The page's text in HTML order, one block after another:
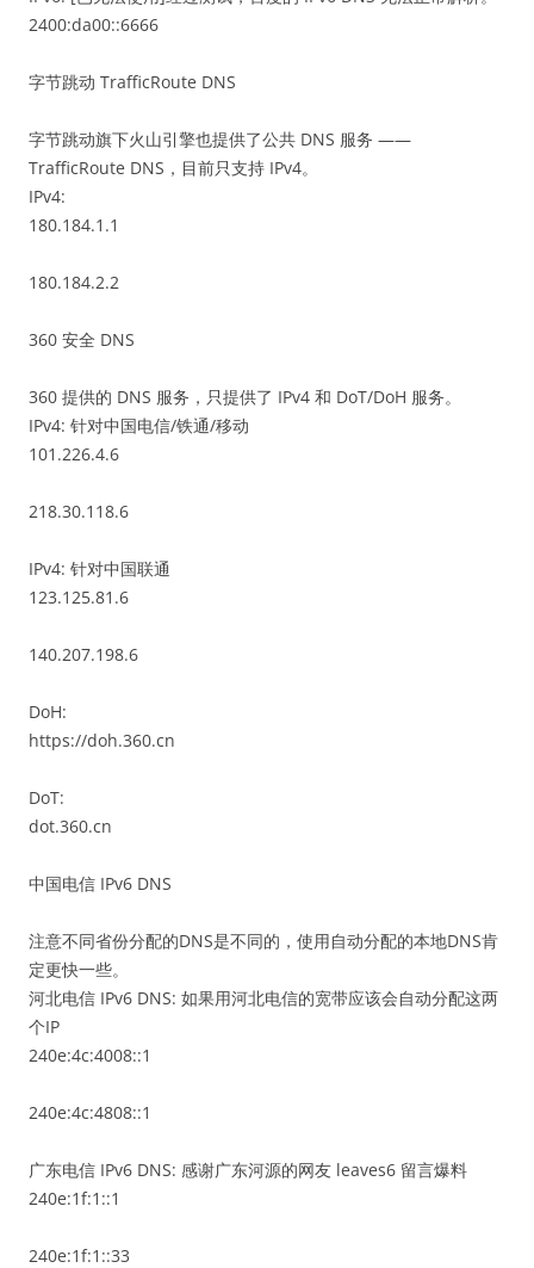
2400:da00::6666
字节跳动 TrafficRoute DNS
字节跳动旗下火山引擎也提供了公共 DNS 服务 ——
TrafficRoute DNS，目前只支持 IPv4。
IPv4:
180.184.1.1
180.184.2.2
360 安全 DNS
360 提供的 DNS 服务，只提供了 IPv4 和 DoT/DoH 服务。
IPv4: 针对中国电信/铁通/移动
101.226.4.6
218.30.118.6
IPv4: 针对中国联通
123.125.81.6
140.207.198.6
DoH:
https://doh.360.cn
DoT:
dot.360.cn
中国电信 IPv6 DNS
注意不同省份分配的DNS是不同的，使用自动分配的本地DNS肯
定更快一些。
河北电信 IPv6 DNS: 如果用河北电信的宽带应该会自动分配这两
个IP
240e:4c:4008::1
240e:4c:4808::1
广东电信 IPv6 DNS: 感谢广东河源的网友 leaves6 留言爆料
240e:1f:1::1
240e:1f:1::33